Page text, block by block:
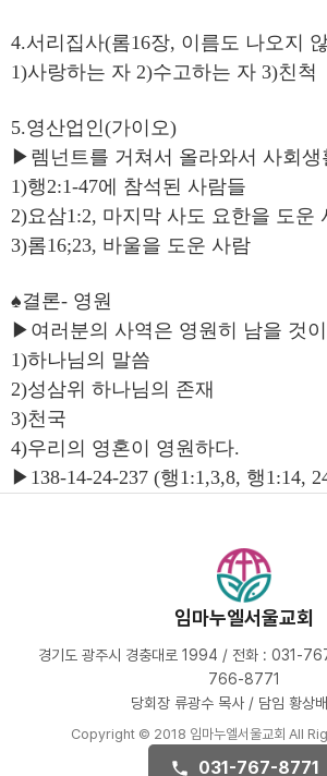
4.서리집사(롬16장, 이름도 나오지
1)사랑하는 자 2)수고하는 자 3)친척
5.영산업인(가이오)
▶렘넌트를 거쳐서 올라와서 사회생
1)행2:1-47에 참석된 사람들
2)요삼1:2, 마지막 사도 요한을 도운
3)롬16;23, 바울을 도운 사람
♠결론- 영원
▶여러분의 사역은 영원히 남을 것
1)하나님의 말씀
2)성삼위 하나님의 존재
3)천국
4)우리의 영혼이 영원하다.
▶138-14-24-237 (행1:1,3,8, 행1:14,
임마누엘서울교회
경기도 광주시 경충대로 1994 / 전화 : 031-
766-8771
당회장 류광수 목사 / 담임 황상
Copyright © 2018 임마누엘서울교회 All
031-767-8771